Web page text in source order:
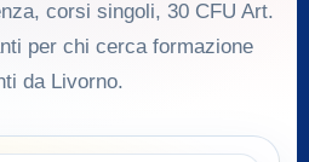
corsi singoli, 30 CFU Art.
per chi cerca formazione
da Livorno.